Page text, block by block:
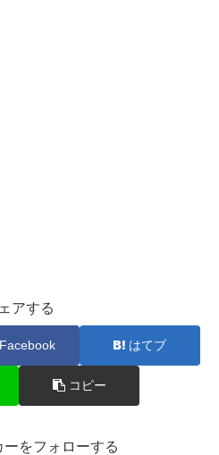
アする
Facebook はてブ
コピー
をフォローする